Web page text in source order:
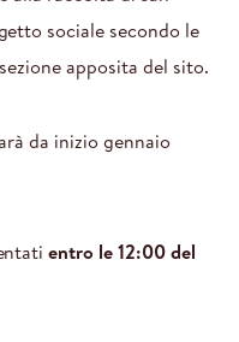
sociale secondo le
apposita del sito.
da inizio gennaio
entro le 12:00 del